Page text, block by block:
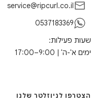
service@ripcurl.co.il
0537183369
שעות פעילות:
ימים א'-ה' | 9:00–17:00
הצטרפו לניוזלטר שלנו